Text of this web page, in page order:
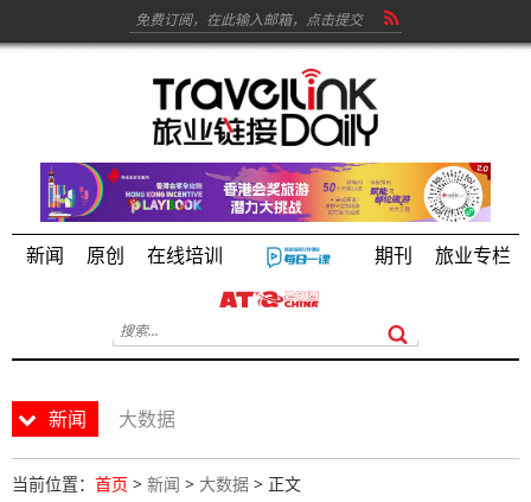
新闻 原创 在线培训 期刊 旅业专栏
新闻 大数据
当前位置： 首页 > 新闻 > 大数据 > 正文